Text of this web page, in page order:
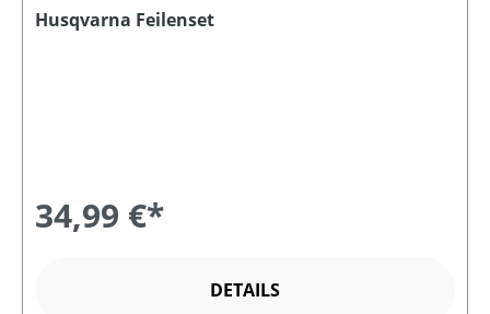
Husqvarna Feilenset
34,99 €*
DETAILS